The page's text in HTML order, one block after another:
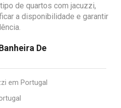
de quartos com jacuzzi,
a disponibilidade e garantir
De
em Portugal